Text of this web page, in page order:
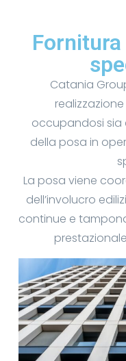
Catania
occupandosi sia
della posa in
La posa viene
dell’involucro
continue e